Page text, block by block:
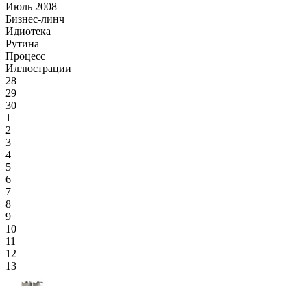
Июль 2008
Бизнес-линч
Идиотека
Рутина
Процесс
Иллюстрации
28
29
30
1
2
3
4
5
6
7
8
9
10
11
12
13